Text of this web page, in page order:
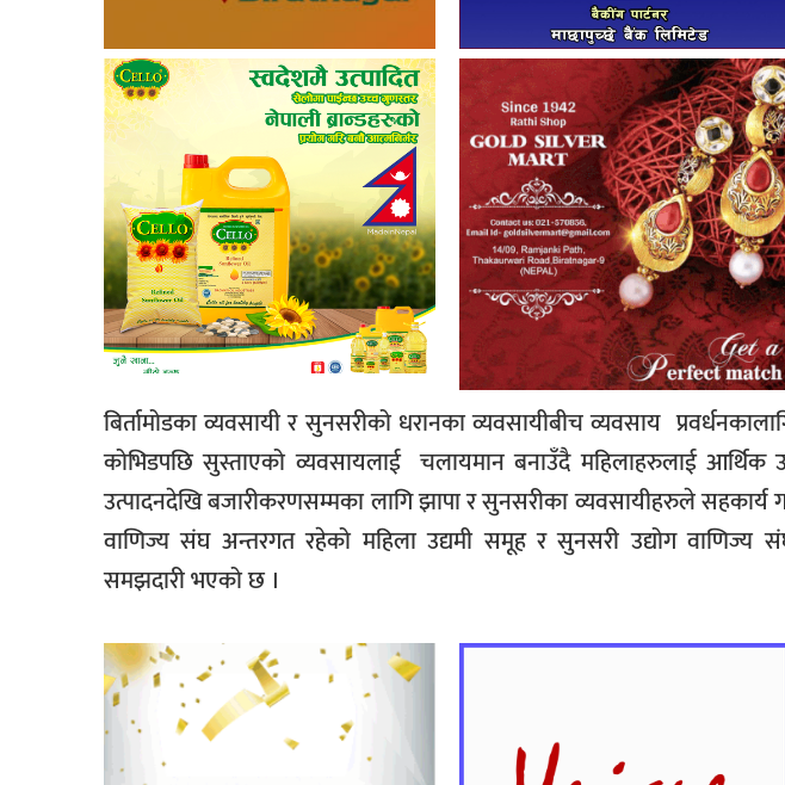
बिर्तामोडका व्यवसायी र सुनसरीको धरानका व्यवसायीबीच व्यवसाय
कोभिडपछि सुस्ताएको व्यवसायलाई चलायमान बनाउँदै महिलाहरुलाई आर्थिक
उत्पादनदेखि बजारीकरणसम्मका लागि झापा र सुनसरीका व्यवसायीहरुले सहकार्य
वाणिज्य संघ अन्तरगत रहेको महिला उद्यमी समूह र सुनसरी उद्योग वाणिज्य
समझदारी भएको छ ।